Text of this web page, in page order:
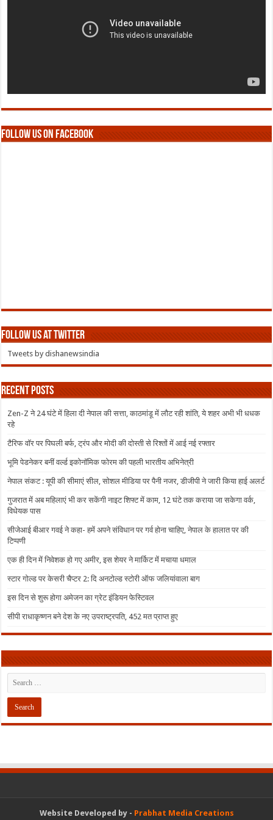
Follow us on Facebook
Follow us at Twitter
Tweets by dishanewsindia
Recent Posts
Zen-Z ने 24 घंटे में हिला दी नेपाल की सत्ता, काठमांडू में लौट रही शांति, ये शहर अभी भी धधक
रहे
टैरिफ वॉर पर पिघली बर्फ, ट्रंप और मोदी की दोस्ती से रिश्तों में आई नई रफ्तार
भूमि पेडनेकर बनीं वर्ल्ड इकोनॉमिक फोरम की पहली भारतीय अभिनेत्री
नेपाल संकट : यूपी की सीमाएं सील, सोशल मीडिया पर पैनी नजर, डीजीपी ने जारी किया हाई अलर्ट
गुजरात में अब महिलाएं भी कर सकेंगी नाइट शिफ्ट में काम, 12 घंटे तक कराया जा सकेगा वर्क,
विधेयक पास
सीजेआई बीआर गवई ने कहा- हमें अपने संविधान पर गर्व होना चाहिए, नेपाल के हालात पर की
टिप्पणी
एक ही दिन में निवेशक हो गए अमीर, इस शेयर ने मार्किट में मचाया धमाल
स्टार गोल्ड पर केसरी चैप्टर 2: दि अनटोल्ड स्टोरी ऑफ जलियांवाला बाग
इस दिन से शुरू होगा अमेजन का ग्रेट इंडियन फेस्टिवल
सीपी राधाकृष्णन बने देश के नए उपराष्ट्रपति, 452 मत प्राप्त हुए
Website Developed by - Prabhat Media Creations